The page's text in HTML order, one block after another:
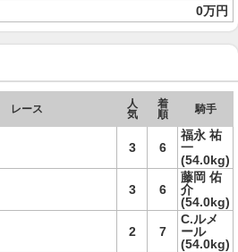
0万円
レース
人
気
着
順
騎手
3 6
福永 祐
一
(54.0kg)
3 6
藤岡 佑
介
(54.0kg)
2 7
C.ルメ
ール
(54.0kg)